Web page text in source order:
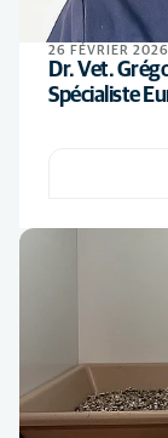
26 FÉVRIER 2026
Dr. Vet.
Spécialiste